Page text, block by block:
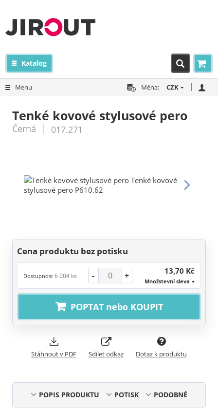
Katalog
Menu Měna: CZK
Tenké kovové stylusové pero
Černá 017.271
Cena produktu bez potisku
Dostupnost 6 004 ks - + 13,70 Kč
Množstevní sleva
POPTAT nebo KOUPIT
Stáhnout v PDF Sdílet odkaz Dotaz k produktu
POPIS PRODUKTU POTISK PODOBNÉ